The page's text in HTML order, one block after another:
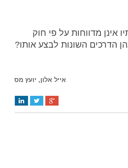
אינן מדווחות על פי חוק
הדרכים השונות לבצע אותו?
אייל אלון, יועץ מס